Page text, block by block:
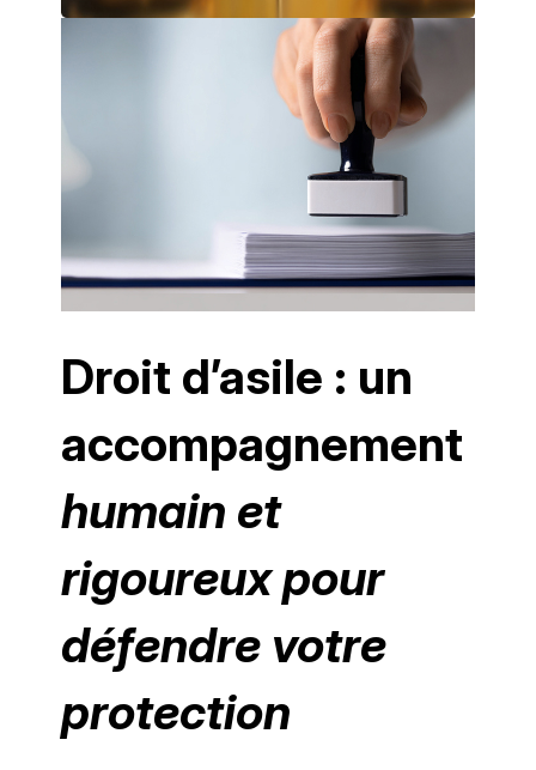
Droit d’asile : un
accompagnement
humain et
rigoureux pour
défendre votre
protection